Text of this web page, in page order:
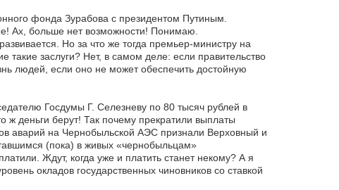
фонда Зурабова с президентом Путиным.
Ах, больше нет возможности! Понимаю.
Но за что же тогда премьер-министру на
такие заслуги? Нет, в самом деле: если правительство
людей, если оно не может обеспечить достойную
Госдумы Г. Селезневу по 80 тысяч рублей в
деньги берут! Так почему прекратили выплаты
аварий на Чернобыльской АЭС признали Верховный и
(пока) в живых «чернобыльцам»
Ждут, когда уже и платить станет некому? А я
окладов государственных чиновников со ставкой